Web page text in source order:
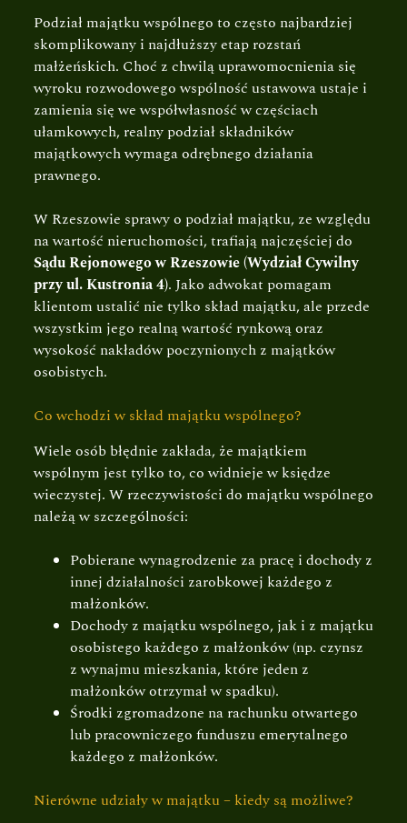
Podział majątku wspólnego to często najbardziej
skomplikowany i najdłuższy etap rozstań
małżeńskich. Choć z chwilą uprawomocnienia się
wyroku rozwodowego wspólność ustawowa ustaje i
zamienia się we współwłasność w częściach
ułamkowych, realny podział składników
majątkowych wymaga odrębnego działania
prawnego.
W Rzeszowie sprawy o podział majątku, ze względu
na wartość nieruchomości, trafiają najczęściej do
Sądu Rejonowego w Rzeszowie (Wydział Cywilny
przy ul. Kustronia 4). Jako adwokat pomagam
klientom ustalić nie tylko skład majątku, ale przede
wszystkim jego realną wartość rynkową oraz
wysokość nakładów poczynionych z majątków
osobistych.
Co wchodzi w skład majątku wspólnego?
Wiele osób błędnie zakłada, że majątkiem
wspólnym jest tylko to, co widnieje w księdze
wieczystej. W rzeczywistości do majątku wspólnego
należą w szczególności:
Pobierane wynagrodzenie za pracę i dochody z
innej działalności zarobkowej każdego z
małżonków.
Dochody z majątku wspólnego, jak i z majątku
osobistego każdego z małżonków (np. czynsz
z wynajmu mieszkania, które jeden z
małżonków otrzymał w spadku).
Środki zgromadzone na rachunku otwartego
lub pracowniczego funduszu emerytalnego
każdego z małżonków.
Nierówne udziały w majątku – kiedy są możliwe?